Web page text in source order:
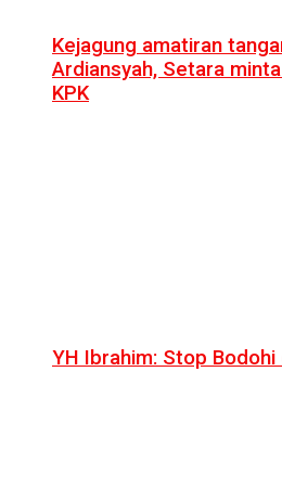
Kejagung amatiran
Ardiansyah, Setara
KPK
YH Ibrahim: Stop Bodohi